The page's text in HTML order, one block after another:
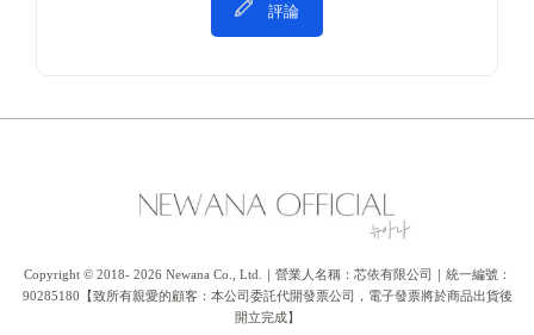
評論
Copyright © 2018- 2026 Newana Co., Ltd.｜營業人名稱：芯依有限公司｜統一編號：
90285180【致所有親愛的顧客：本公司委託代開發票公司，電子發票將於商品出貨後
開立完成】